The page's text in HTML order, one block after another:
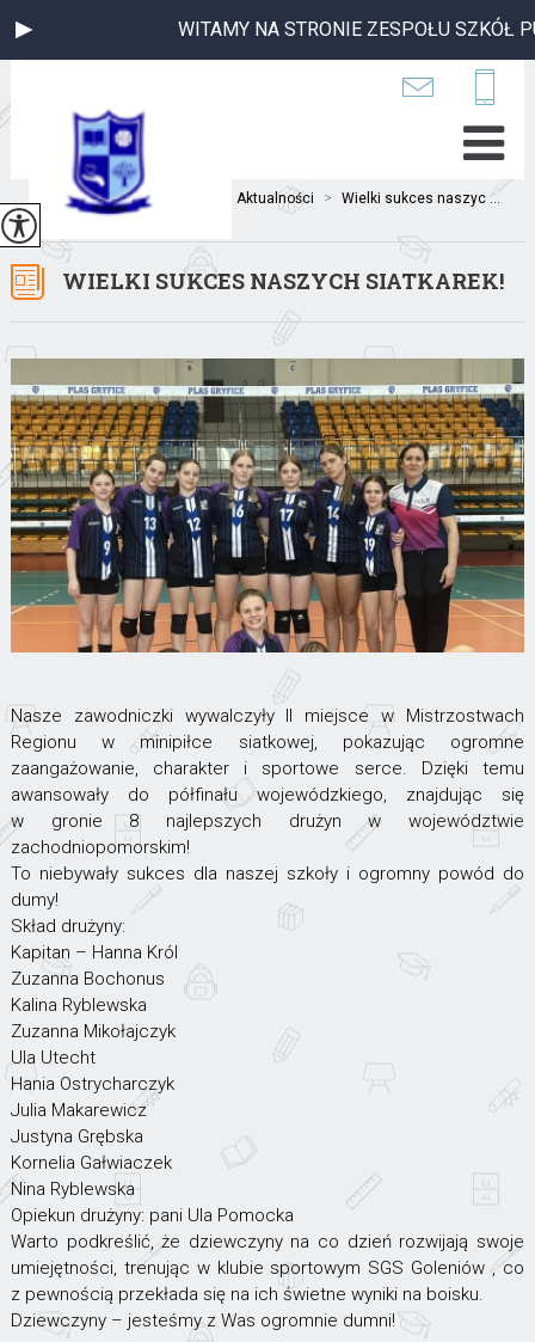
WITAMY NA STRONIE ZESPOŁU SZKÓŁ
Jesteś tutaj: Aktualności > Wielki sukces naszyc ...
WIELKI SUKCES NASZYCH SIATKAREK!
Nasze zawodniczki wywalczyły II miejsce w Mistrzostwach
Regionu w minipiłce siatkowej, pokazując ogromne
zaangażowanie, charakter i sportowe serce. Dzięki temu
awansowały do półfinału wojewódzkiego, znajdując się
w gronie 8 najlepszych drużyn w województwie
zachodniopomorskim!
To niebywały sukces dla naszej szkoły i ogromny powód do
dumy!
Skład drużyny:
Kapitan – Hanna Król
Zuzanna Bochonus
Kalina Ryblewska
Zuzanna Mikołajczyk
Ula Utecht
Hania Ostrycharczyk
Julia Makarewicz
Justyna Grębska
Kornelia Gałwiaczek
Nina Ryblewska
Opiekun drużyny: pani Ula Pomocka
Warto podkreślić, że dziewczyny na co dzień rozwijają swoje
umiejętności, trenując w klubie sportowym SGS Goleniów , co
z pewnością przekłada się na ich świetne wyniki na boisku.
Dziewczyny – jesteśmy z Was ogromnie dumni!